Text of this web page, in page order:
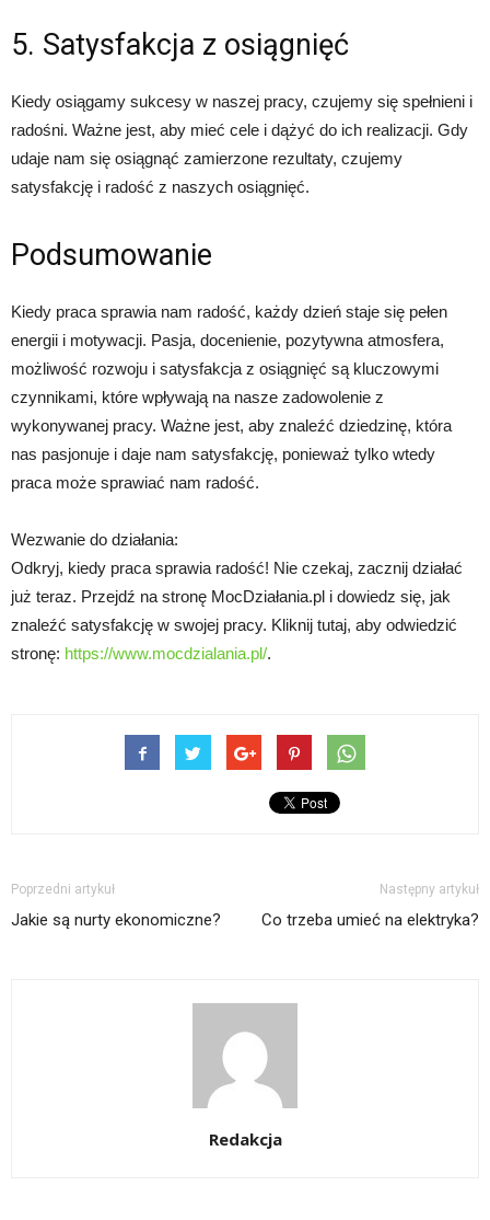
5. Satysfakcja z osiągnięć
Kiedy osiągamy sukcesy w naszej pracy, czujemy się spełnieni i
radośni. Ważne jest, aby mieć cele i dążyć do ich realizacji. Gdy
udaje nam się osiągnąć zamierzone rezultaty, czujemy
satysfakcję i radość z naszych osiągnięć.
Podsumowanie
Kiedy praca sprawia nam radość, każdy dzień staje się pełen
energii i motywacji. Pasja, docenienie, pozytywna atmosfera,
możliwość rozwoju i satysfakcja z osiągnięć są kluczowymi
czynnikami, które wpływają na nasze zadowolenie z
wykonywanej pracy. Ważne jest, aby znaleźć dziedzinę, która
nas pasjonuje i daje nam satysfakcję, ponieważ tylko wtedy
praca może sprawiać nam radość.
Wezwanie do działania:
Odkryj, kiedy praca sprawia radość! Nie czekaj, zacznij działać
już teraz. Przejdź na stronę MocDziałania.pl i dowiedz się, jak
znaleźć satysfakcję w swojej pracy. Kliknij tutaj, aby odwiedzić
stronę: https://www.mocdzialania.pl/.
Poprzedni artykuł
Jakie są nurty ekonomiczne?
Następny artykuł
Co trzeba umieć na elektryka?
Redakcja